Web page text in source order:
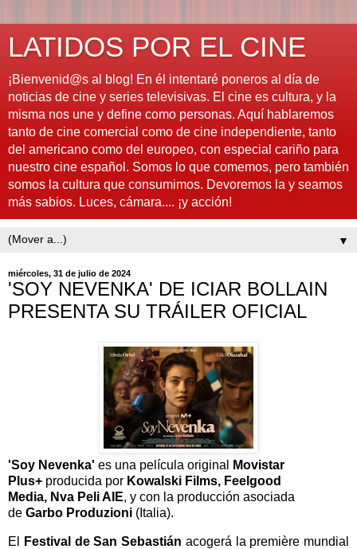
LATIDOS POR EL CINE
¡Bienvenid@s al blog! En él intentaré poneros al día de
noticias de cine y series televisivas. El cine es cultura, y la
misma nos une y define como personas. Aquí hablaremos
tanto de cine comercial como de cine independiente, tanto
del americano como del europeo, con especial cariño para
nuestro cine español. Somos lo que comemos, pero también
somos la cultura que consumimos. Devoremos la y seamos
más sabios. Luces, cámara.... ¡y acción!
▼
miércoles, 31 de julio de 2024
'SOY NEVENKA' DE ICIAR BOLLAIN
PRESENTA SU TRÁILER OFICIAL
'Soy Nevenka' es una película original
Movistar
Plus+ producida por Kowalski Films, Feelgood
Media, Nva Peli AIE, y con la producción asociada
de Garbo Produzioni (Italia).
El Festival de San Sebastián acogerá la première mundial